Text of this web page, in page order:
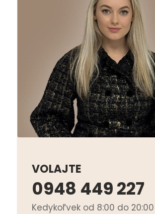
VOLAJTE
0948 449 227
Kedykoľvek od 8:00 do 20:00